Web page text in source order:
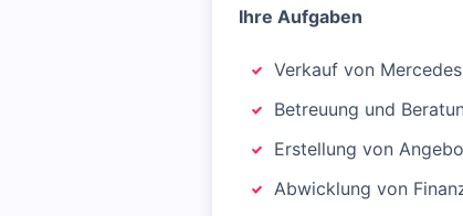
Ihre Aufgaben
Verkauf von
Betreuung und
Erstellung von
Abwicklung von